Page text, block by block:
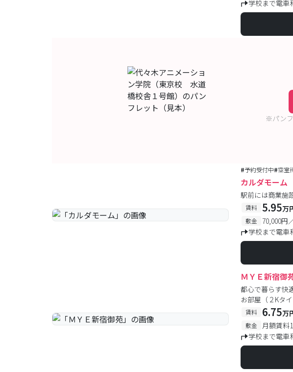
学校まで電車
※パンフ
#予約受付中#空室
カルダモーム
駅前には商業施
賃料 5.95万
敷金 70,000円
学校まで電車
ＭＹＥ新宿御
都心で暮らす快
お部屋（２Kタ
賃料 6.75万
敷金 月額賃料
学校まで電車